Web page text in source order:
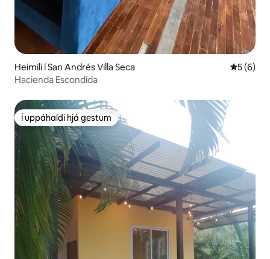
Heimili í San Andrés Villa Seca 5 af 5 í
5 (6)
Hacienda Escondida
Í uppáhaldi hjá gestum
Í uppáhaldi hjá gestum